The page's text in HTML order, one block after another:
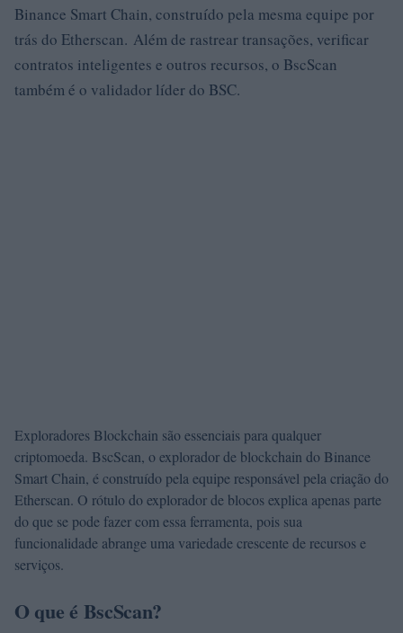
Binance Smart Chain, construído pela mesma equipe por
trás do Etherscan. Além de rastrear transações, verificar
contratos inteligentes e outros recursos, o BscScan
também é o validador líder do BSC.
Exploradores Blockchain são essenciais para qualquer
criptomoeda. BscScan, o explorador de blockchain do Binance
Smart Chain, é construído pela equipe responsável pela criação do
Etherscan. O rótulo do explorador de blocos explica apenas parte
do que se pode fazer com essa ferramenta, pois sua
funcionalidade abrange uma variedade crescente de recursos e
serviços.
O que é BscScan?